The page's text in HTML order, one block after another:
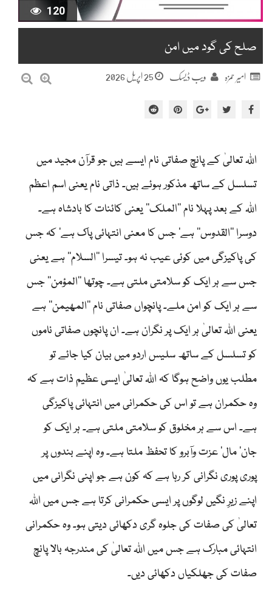
120
صلح کی گود میں امن
امیر حمزہ ویب ڈیسک
اللہ تعالیٰ کے پانچ صفاتی نام ایسے ہیں جو قرآن مجید میں
تسلسل کے ساتھ مذکور ہوئے ہیں۔ ذاتی نام یعنی اسم اعظم
اللہ کے بعد پہلا نام ''الملک‘‘ یعنی کائنات کا بادشاہ ہے۔
دوسرا ''القدوس‘‘ ہے‘ جس کا معنی انتہائی پاک ہے‘ کہ جس
کی پاکیزگی میں کوئی عیب نہ ہو۔ تیسرا ''السلام‘‘ ہے یعنی
جس سے ہر ایک کو سلامتی ملتی ہے۔ چوتھا ''المؤمن‘‘ جس
سے ہر ایک کو امن ملے۔ پانچواں صفاتی نام ''المھیمن‘‘ ہے
یعنی اللہ تعالیٰ ہر ایک پر نگران ہے۔ ان پانچوں صفاتی ناموں
کو تسلسل کے ساتھ سلیس اردو میں بیان کیا جائے تو
مطلب یوں واضح ہوگا کہ اللہ تعالیٰ ایسی عظیم ذات ہے کہ
وہ حکمران ہے تو اس کی حکمرانی میں انتہائی پاکیزگی
ہے۔ اس سے ہر مخلوق کو سلامتی ملتی ہے۔ ہر ایک کو
جان‘ مال‘ عزت وآبرو کا تحفظ ملتا ہے۔ وہ اپنے بندوں پر
پوری پوری نگرانی کر رہا ہے کہ کون ہے جو اپنی نگرانی میں
اپنے زیرِ نگیں لوگوں پر ایسی حکمرانی کرتا ہے جس میں اللہ
تعالیٰ کی صفات کی جلوہ گری دکھائی دیتی ہو۔ وہ حکمرانی
انتہائی مبارک ہے جس میں اللہ تعالیٰ کی مندرجہ بالا پانچ
صفات کی جھلکیاں دکھائی دیں۔